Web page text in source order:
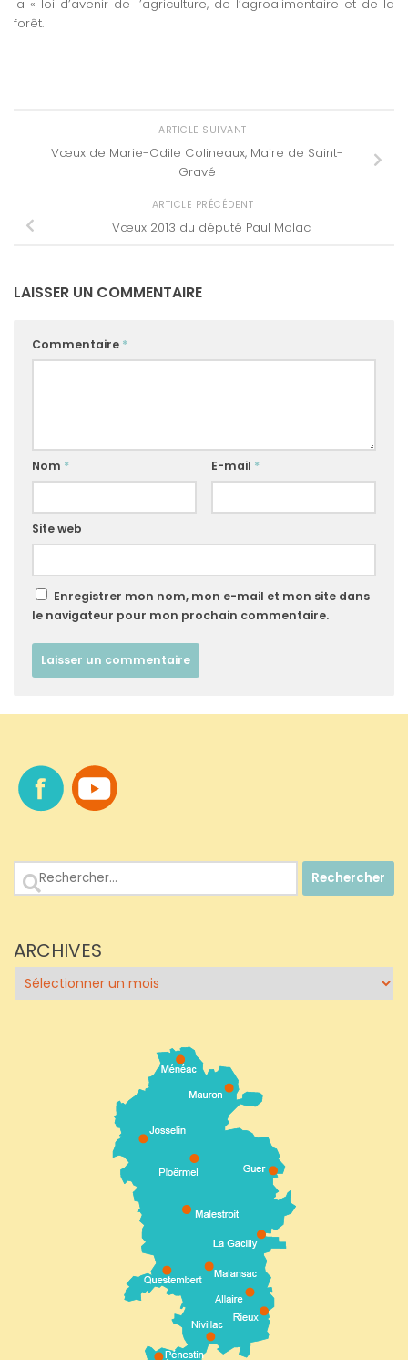
la « loi d’avenir de l’agriculture, de l’agroalimentaire et de la
forêt.
ARTICLE SUIVANT
Vœux de Marie-Odile Colineaux, Maire de Saint-
Gravé
ARTICLE PRÉCÉDENT
Vœux 2013 du député Paul Molac
LAISSER UN COMMENTAIRE
Commentaire *
Nom * E-mail *
Site web
Enregistrer mon nom, mon e-mail et mon site dans
le navigateur pour mon prochain commentaire.
Rechercher :
ARCHIVES
Archives